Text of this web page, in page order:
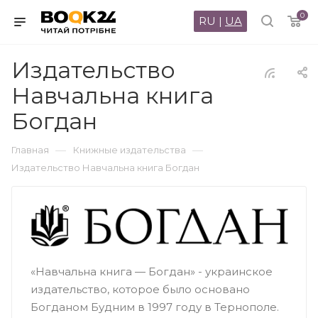
0
RU | UA
Издательство
Навчальна книга
Богдан
Главная — Книжные издательства —
Издательство Навчальна книга Богдан
«Навчальна книга — Богдан» - украинское
издательство, которое было основано
Богданом Будним в 1997 году в Тернополе.